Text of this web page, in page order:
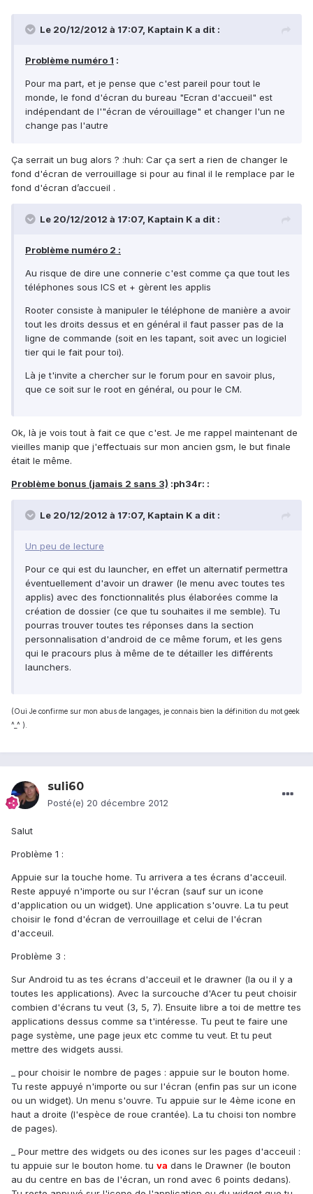
Le 20/12/2012 à 17:07, Kaptain K a dit :
Problème numéro 1 :
Pour ma part, et je pense que c'est pareil pour tout le
monde, le fond d'écran du bureau "Ecran d'accueil" est
indépendant de l'"écran de vérouillage" et changer l'un ne
change pas l'autre
Ça serrait un bug alors ? :huh: Car ça sert a rien de changer le
fond d'écran de verrouillage si pour au final il le remplace par le
fond d'écran d’accueil .
Le 20/12/2012 à 17:07, Kaptain K a dit :
Problème numéro 2 :
Au risque de dire une connerie c'est comme ça que tout les
téléphones sous ICS et + gèrent les applis
Rooter consiste à manipuler le téléphone de manière a avoir
tout les droits dessus et en général il faut passer pas de la
ligne de commande (soit en les tapant, soit avec un logiciel
tier qui le fait pour toi).
Là je t'invite a chercher sur le forum pour en savoir plus,
que ce soit sur le root en général, ou pour le CM.
Ok, là je vois tout à fait ce que c'est. Je me rappel maintenant de
vieilles manip que j'effectuais sur mon ancien gsm, le but finale
était le même.
Problème bonus (jamais 2 sans 3) :ph34r: :
Le 20/12/2012 à 17:07, Kaptain K a dit :
Un peu de lecture
Pour ce qui est du launcher, en effet un alternatif permettra
éventuellement d'avoir un drawer (le menu avec toutes tes
applis) avec des fonctionnalités plus élaborées comme la
création de dossier (ce que tu souhaites il me semble). Tu
pourras trouver toutes tes réponses dans la section
personnalisation d'android de ce même forum, et les gens
qui le pracours plus à même de te détailler les différents
launchers.
(Oui Je confirme sur mon abus de langages, je connais bien la définition du mot geek
^_^ ).
suli60
Posté(e) 20 décembre 2012
Salut
Problème 1 :
Appuie sur la touche home. Tu arrivera a tes écrans d'acceuil.
Reste appuyé n'importe ou sur l'écran (sauf sur un icone
d'application ou un widget). Une application s'ouvre. La tu peut
choisir le fond d'écran de verrouillage et celui de l'écran
d'acceuil.
Problème 3 :
Sur Android tu as tes écrans d'acceuil et le drawner (la ou il y a
toutes les applications). Avec la surcouche d'Acer tu peut choisir
combien d'écrans tu veut (3, 5, 7). Ensuite libre a toi de mettre tes
applications dessus comme sa t'intéresse. Tu peut te faire une
page système, une page jeux etc comme tu veut. Et tu peut
mettre des widgets aussi.
_ pour choisir le nombre de pages : appuie sur le bouton home.
Tu reste appuyé n'importe ou sur l'écran (enfin pas sur un icone
ou un widget). Un menu s'ouvre. Tu appuie sur le 4ème icone en
haut a droite (l'espèce de roue crantée). La tu choisi ton nombre
de pages).
_ Pour mettre des widgets ou des icones sur les pages d'acceuil :
tu appuie sur le bouton home. tu va dans le Drawner (le bouton
au du centre en bas de l'écran, un rond avec 6 points dedans).